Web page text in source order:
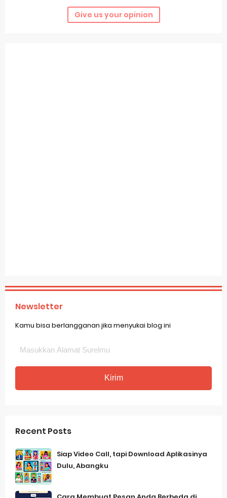
Give us your opinion
Newsletter
Kamu bisa berlangganan jika menyukai blog ini
Recent Posts
Siap Video Call, tapi Download Aplikasinya
Dulu, Abangku